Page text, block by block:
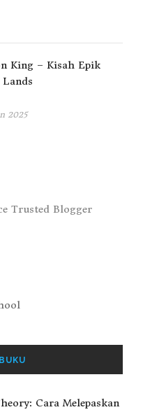
King – Kisah Epik
2025
Cara Melepaskan